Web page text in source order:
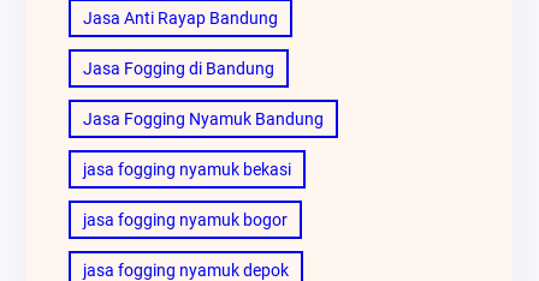
Jasa Anti Rayap Bandung
Jasa Fogging di Bandung
Jasa Fogging Nyamuk Bandung
jasa fogging nyamuk bekasi
jasa fogging nyamuk bogor
jasa fogging nyamuk depok